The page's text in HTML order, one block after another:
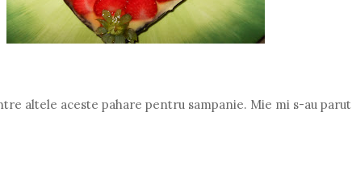
altele aceste pahare pentru sampanie. Mie mi s-au parut